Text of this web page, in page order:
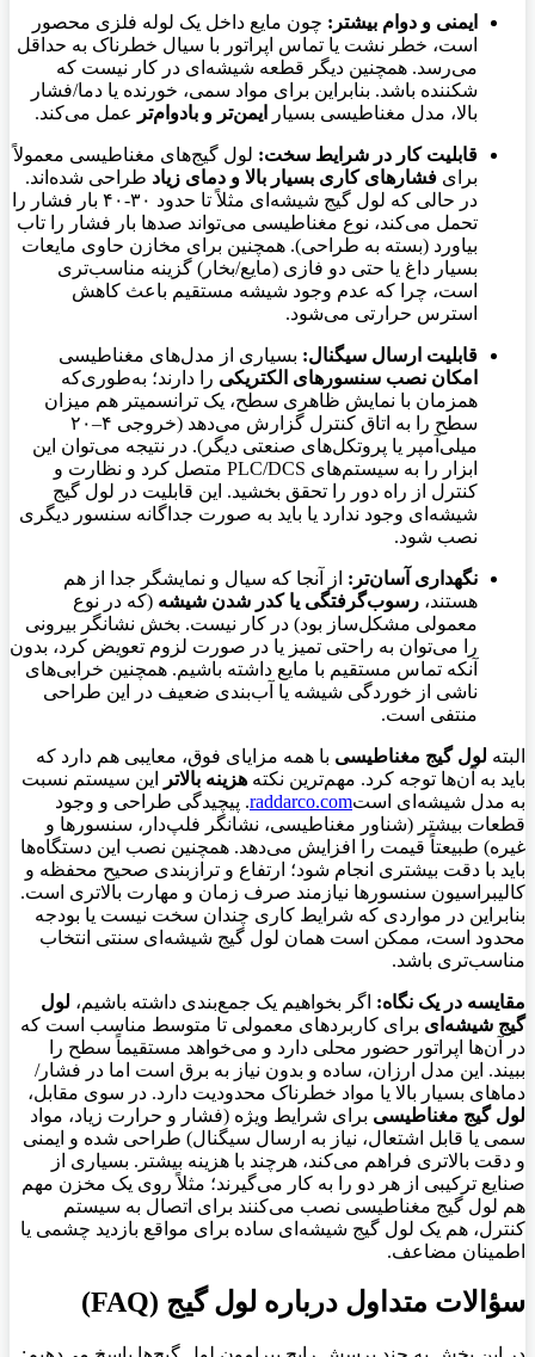
ایمنی و دوام بیشتر: چون مایع داخل یک لوله فلزی محصور
است، خطر نشت یا تماس اپراتور با سیال خطرناک به حداقل
می‌رسد. همچنین دیگر قطعه شیشه‌ای در کار نیست که
شکننده باشد. بنابراین برای مواد سمی، خورنده یا دما/فشار
بالا، مدل مغناطیسی بسیار
ایمن‌تر و بادوام‌تر عمل می‌کند.
قابلیت کار در شرایط سخت: لول گیج‌های مغناطیسی معمولاً
برای فشارهای کاری بسیار بالا و دمای زیاد طراحی شده‌اند.
در حالی که لول گیج شیشه‌ای مثلاً تا حدود ۳۰-۴۰ بار فشار را
تحمل می‌کند، نوع مغناطیسی می‌تواند صدها بار فشار را تاب
بیاورد (بسته به طراحی). همچنین برای مخازن حاوی مایعات
بسیار داغ یا حتی دو فازی (مایع/بخار) گزینه مناسب‌تری
است، چرا که عدم وجود شیشه مستقیم باعث کاهش
استرس حرارتی می‌شود.
قابلیت ارسال سیگنال: بسیاری از مدل‌های مغناطیسی
امکان نصب سنسورهای الکتریکی را دارند؛ به‌طوری‌که
همزمان با نمایش ظاهری سطح، یک ترانسمیتر هم میزان
سطح را به اتاق کنترل گزارش می‌دهد (خروجی ۴–۲۰
میلی‌آمپر یا پروتکل‌های صنعتی دیگر). در نتیجه می‌توان این
ابزار را به سیستم‌های PLC/DCS متصل کرد و نظارت و
کنترل از راه دور را تحقق بخشید. این قابلیت در لول گیج
شیشه‌ای وجود ندارد یا باید به صورت جداگانه سنسور دیگری
نصب شود.
نگهداری آسان‌تر: از آنجا که سیال و نمایشگر جدا از هم
هستند، رسوب‌گرفتگی یا کدر شدن شیشه (که در نوع
معمولی مشکل‌ساز بود) در کار نیست. بخش نشانگر بیرونی
را می‌توان به راحتی تمیز یا در صورت لزوم تعویض کرد، بدون
آنکه تماس مستقیم با مایع داشته باشیم. همچنین خرابی‌های
ناشی از خوردگی شیشه یا آب‌بندی ضعیف در این طراحی
منتفی است.
البته لول گیج مغناطیسی با همه مزایای فوق، معایبی هم دارد که
باید به آن‌ها توجه کرد. مهم‌ترین نکته هزینه بالاتر
این سیستم نسبت
به مدل شیشه‌ای استraddarco.com. پیچیدگی طراحی و وجود
قطعات بیشتر (شناور مغناطیسی، نشانگر فلپ‌دار، سنسورها و
غیره) طبیعتاً قیمت را افزایش می‌دهد. همچنین نصب این دستگاه‌ها
باید با دقت بیشتری انجام شود؛ ارتفاع و ترازبندی صحیح محفظه و
کالیبراسیون سنسورها نیازمند صرف زمان و مهارت بالاتری است.
بنابراین در مواردی که شرایط کاری چندان سخت نیست یا بودجه
محدود است، ممکن است همان لول گیج شیشه‌ای سنتی انتخاب
مناسب‌تری باشد.
مقایسه در یک نگاه: اگر بخواهیم یک جمع‌بندی داشته باشیم، لول
گیج شیشه‌ای برای کاربردهای معمولی تا متوسط مناسب است که
در آن‌ها اپراتور حضور محلی دارد و می‌خواهد مستقیماً سطح را
ببیند. این مدل ارزان، ساده و بدون نیاز به برق است اما در فشار/
دماهای بسیار بالا یا مواد خطرناک محدودیت دارد. در سوی مقابل،
لول گیج مغناطیسی برای شرایط ویژه (فشار و حرارت زیاد، مواد
سمی یا قابل اشتعال، نیاز به ارسال سیگنال) طراحی شده و ایمنی
و دقت بالاتری فراهم می‌کند، هرچند با هزینه بیشتر. بسیاری از
صنایع ترکیبی از هر دو را به کار می‌گیرند؛ مثلاً روی یک مخزن مهم
هم لول گیج مغناطیسی نصب می‌کنند برای اتصال به سیستم
کنترل، هم یک لول گیج شیشه‌ای ساده برای مواقع بازدید چشمی یا
اطمینان مضاعف.
سؤالات متداول درباره لول گیج (FAQ)